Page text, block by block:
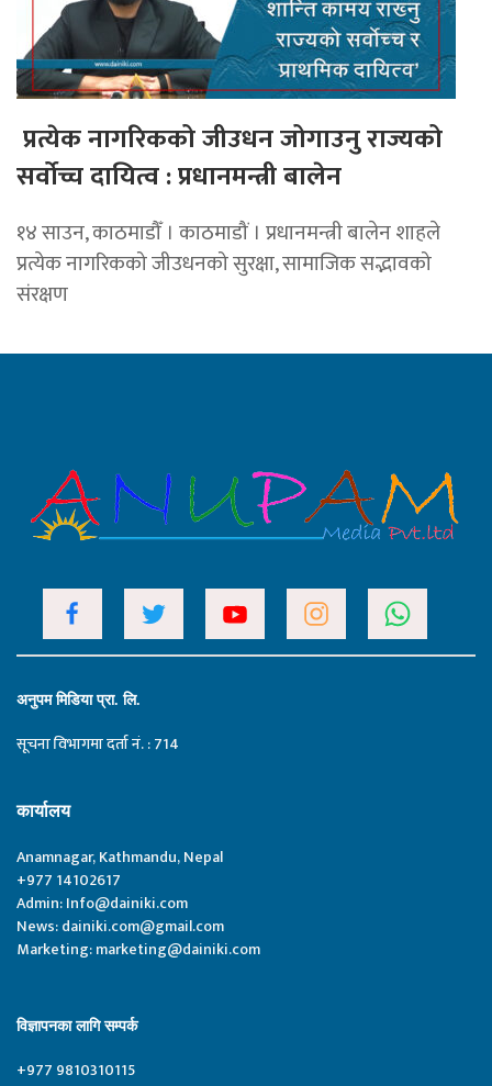
प्रत्येक नागरिकको जीउधन जोगाउनु राज्यको
सर्वोच्च दायित्व : प्रधानमन्त्री बालेन
१४ साउन, काठमाडौँ । काठमाडौं । प्रधानमन्त्री बालेन शाहले
प्रत्येक नागरिकको जीउधनको सुरक्षा, सामाजिक सद्भावको
संरक्षण
अनुपम मिडिया प्रा. लि.
सूचना विभागमा दर्ता नं. : 714
कार्यालय
Anamnagar, Kathmandu, Nepal
+977 14102617
Admin:Info@dainiki.com
News:dainiki.com@gmail.com
Marketing:marketing@dainiki.com
विज्ञापनका लागि सम्पर्क
+977 9810310115